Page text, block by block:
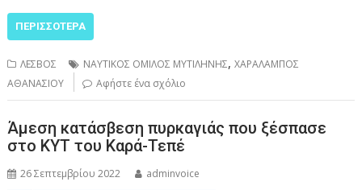
ΠΕΡΙΣΣΌΤΕΡΑ
ΛΕΣΒΟΣ ΝΑΥΤΙΚΟΣ ΟΜΙΛΟΣ ΜΥΤΙΛΗΝΗΣ,ΧΑΡΑΛΑΜΠΟΣ
ΑΘΑΝΑΣΙΟΥ
Αφήστε ένα σχόλιο
Άμεση κατάσβεση πυρκαγιάς που ξέσπασε
στο ΚΥΤ του Καρά-Τεπέ
26 Σεπτεμβρίου 2022 adminvoice